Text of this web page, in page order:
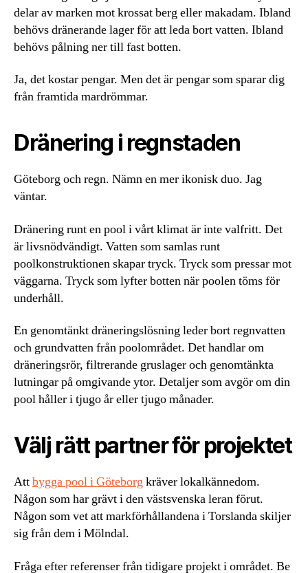
delar av marken mot krossat berg eller makadam. Ibland
behövs dränerande lager för att leda bort vatten. Ibland
behövs pålning ner till fast botten.
Ja, det kostar pengar. Men det är pengar som sparar dig
från framtida mardrömmar.
Dränering i regnstaden
Göteborg och regn. Nämn en mer ikonisk duo. Jag
väntar.
Dränering runt en pool i vårt klimat är inte valfritt. Det
är livsnödvändigt. Vatten som samlas runt
poolkonstruktionen skapar tryck. Tryck som pressar mot
väggarna. Tryck som lyfter botten när poolen töms för
underhåll.
En genomtänkt dräneringslösning leder bort regnvatten
och grundvatten från poolområdet. Det handlar om
dräneringsrör, filtrerande gruslager och genomtänkta
lutningar på omgivande ytor. Detaljer som avgör om din
pool håller i tjugo år eller tjugo månader.
Välj rätt partner för projektet
Attbygga pool i Göteborgkräver lokalkännedom.
Någon som har grävt i den västsvenska leran förut.
Någon som vet att markförhållandena i Torslanda skiljer
sig från dem i Mölndal.
Fråga efter referenser från tidigare projekt i området. Be